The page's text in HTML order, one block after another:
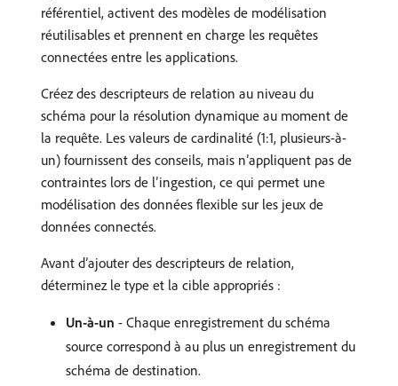
référentiel, activent des modèles de modélisation
réutilisables et prennent en charge les requêtes
connectées entre les applications.
Créez des descripteurs de relation au niveau du
schéma pour la résolution dynamique au moment de
la requête. Les valeurs de cardinalité (1:1, plusieurs-à-
un) fournissent des conseils, mais n’appliquent pas de
contraintes lors de l’ingestion, ce qui permet une
modélisation des données flexible sur les jeux de
données connectés.
Avant d’ajouter des descripteurs de relation,
déterminez le type et la cible appropriés :
Un-à-un - Chaque enregistrement du schéma
source correspond à au plus un enregistrement du
schéma de destination.